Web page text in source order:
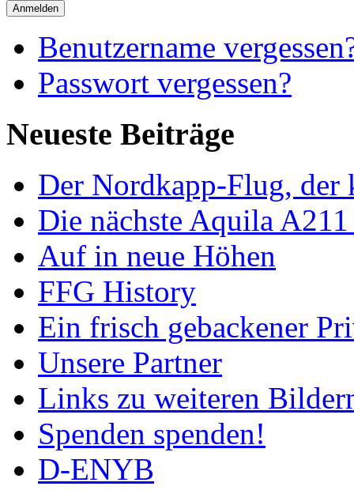
Anmelden
Benutzername
Passwort vergessen?
Neueste Beiträge
Der Nordkapp-Flug, der
Die nächste Aquila
Auf in neue Höhen
FFG History
Ein frisch gebackener
Unsere Partner
Links zu weiteren
Spenden spenden!
D-ENYB